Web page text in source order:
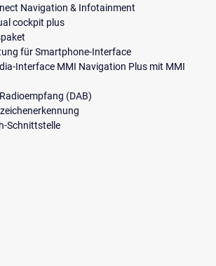
Navigation & Infotainment
cockpit plus
für Smartphone-Interface
Interface MMI Navigation Plus mit MMI
(DAB)
Schnittstelle